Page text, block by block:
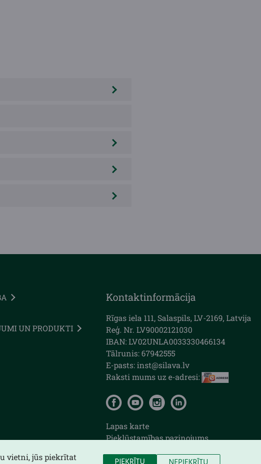
UN PRODUKTI
Kontaktinformācija
Rīgas iela 111, Salaspils, LV-2169, Latvija
Reģ. Nr. LV90002121030
IBAN: LV02UNLA0033330466134
Tālrunis: 67942555
E-pasts: inst@silava.lv
Raksti mums uz e-adresi:
Lapas karte
Piekļūstamības paziņojums
vietni, jūs piekrītat